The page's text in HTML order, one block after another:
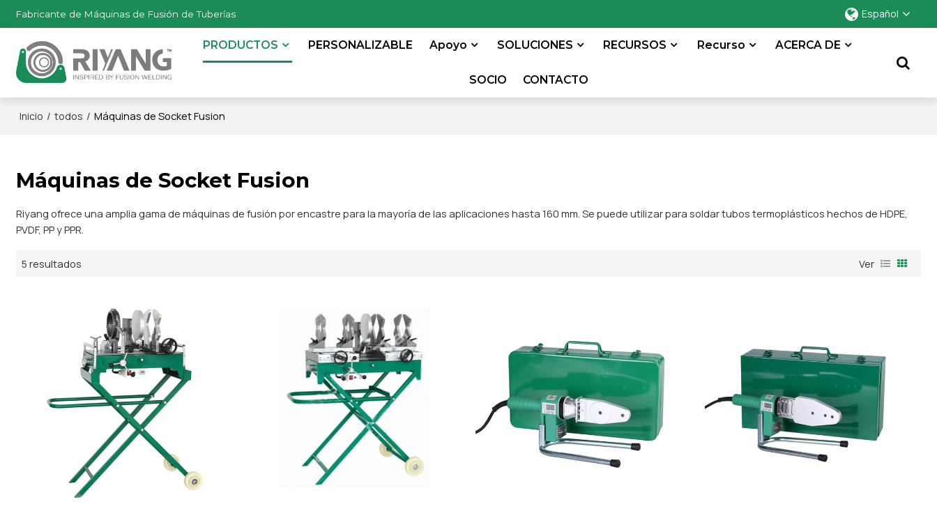
Fabricante de Máquinas de Fusión de Tuberías Español
PRODUCTOS PERSONALIZABLE Apoyo SOLUCIONES RECURSOS Recurso ACERCA DE
SOCIO CONTACTO
Inicio / todos / Máquinas de Socket Fusion
Máquinas de Socket Fusion
Riyang ofrece una amplia gama de máquinas de fusión por encastre para la mayoría de las aplicaciones hasta 160 mm. Se puede utilizar para soldar tubos termoplásticos hechos de HDPE,
PVDF, PP y PPR.
5 resultados Ver